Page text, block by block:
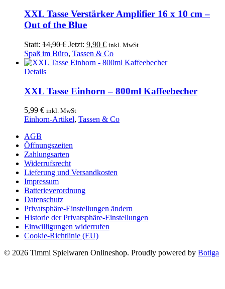
Produktseite
gewählt
werden
XXL Tasse Verstärker Amplifier 16 x 10 cm –
Out of the Blue
Statt: 14,90€ Ursprünglicher
Preis
war:
Jetzt: 9,90 €Aktueller
Preis
ist:
inkl. MwSt
Spaß im Büro, Tassen & Co
DetailsDieses
weist
mehrere
Varianten
auf.
Die
können
auf
der
Produktseite
gewählt
werden
XXL Tasse Einhorn – 800ml Kaffeebecher
5,99 € inkl. MwSt
Einhorn-Artikel, Tassen & Co
AGB
Öffnungszeiten
Zahlungsarten
Widerrufsrecht
Lieferung und Versandkosten
Impressum
Batterieverordnung
Datenschutz
Privatsphäre-Einstellungen ändern
Historie der Privatsphäre-Einstellungen
Einwilligungen widerrufen
Cookie-Richtlinie (EU)
© 2026 Timmi Spielwaren Onlineshop. Proudly powered by Botiga